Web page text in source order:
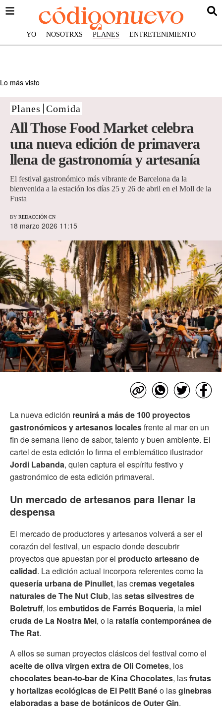
YO NOSOTRXS PLANES ENTRETENIMIENTO
Lo más visto
Planes Comida
All Those Food Market celebra
una nueva edición de primavera
llena de gastronomía y artesanía
El festival gastronómico más vibrante de Barcelona da la
bienvenida a la estación los días 25 y 26 de abril en el Moll de la
Fusta
BY REDACCIÓN CN
18 marzo 2026 11:15
La nueva edición reunirá a más de 100 proyectos
gastronómicos y artesanos localesfrente al mar en un
fin de semana lleno de sabor, talento y buen ambiente. El
cartel de esta edición lo firma el emblemático ilustrador
Jordi Labanda, quien captura el espíritu festivo y
gastronómico de esta edición primaveral.
Un mercado de artesanos para llenar la
despensa
El mercado de productores y artesanos volverá a ser el
corazón del festival, un espacio donde descubrir
proyectos que apuestan por el producto artesano de
calidad. La edición actual incorpora referentes como la
quesería urbana de Pinullet, las cremas vegetales
naturales de The Nut Club, lassetas silvestres de
Boletruff, losembutidos de Farrés Boqueria, la miel
cruda de La Nostra Mel, o la ratafía contemporánea de
The Rat.
A ellos se suman proyectos clásicos del festival como el
aceite de oliva virgen extra de Oli Cometes, los
chocolates bean-to-bar de Kina Chocolates, lasfrutas
y hortalizas ecológicas de El Petit Banéo lasginebras
elaboradas a base de botánicos de Outer Gin.